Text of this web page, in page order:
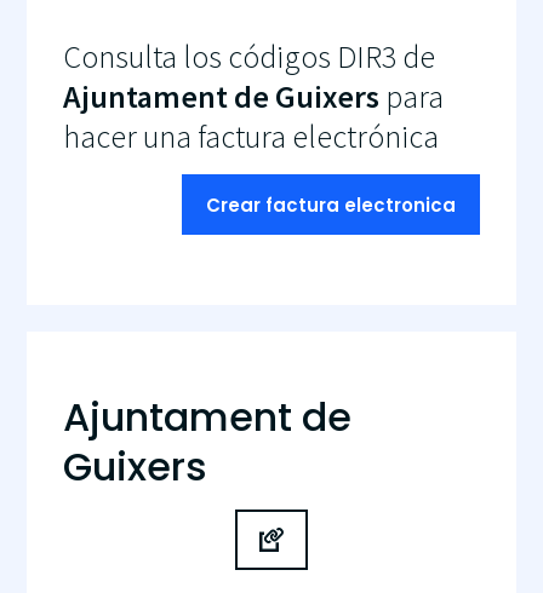
Consulta los códigos DIR3 de
Ajuntament de Guixers para
hacer una factura electrónica
Crear factura electronica
Ajuntament de
Guixers